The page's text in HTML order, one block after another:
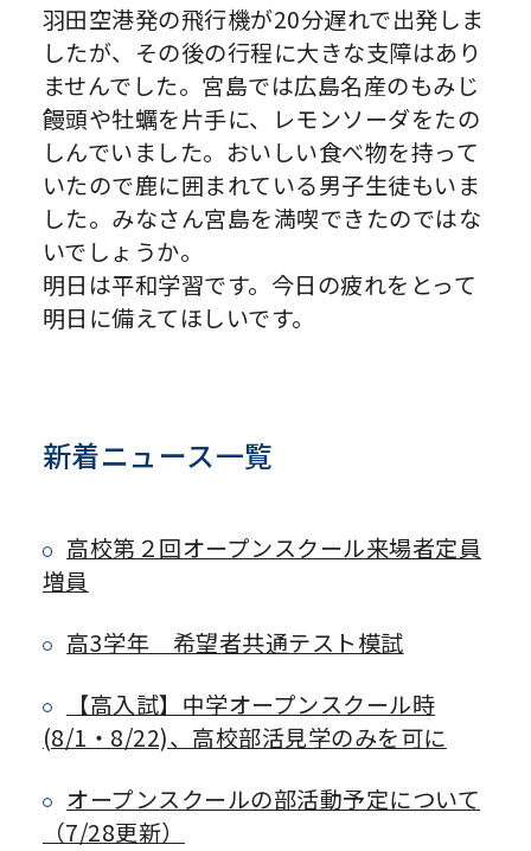
羽田空港発の飛行機が20分遅れで出発しま
したが、その後の行程に大きな支障はあり
ませんでした。宮島では広島名産のもみじ
饅頭や牡蠣を片手に、レモンソーダをたの
しんでいました。おいしい食べ物を持って
いたので鹿に囲まれている男子生徒もいま
した。みなさん宮島を満喫できたのではな
いでしょうか。
明日は平和学習です。今日の疲れをとって
明日に備えてほしいです。
新着ニュース一覧
高校第２回オープンスクール来場者定員
増員
高3学年 希望者共通テスト模試
【高入試】中学オープンスクール時
(8/1・8/22)、高校部活見学のみを可に
オープンスクールの部活動予定について
（7/28更新）